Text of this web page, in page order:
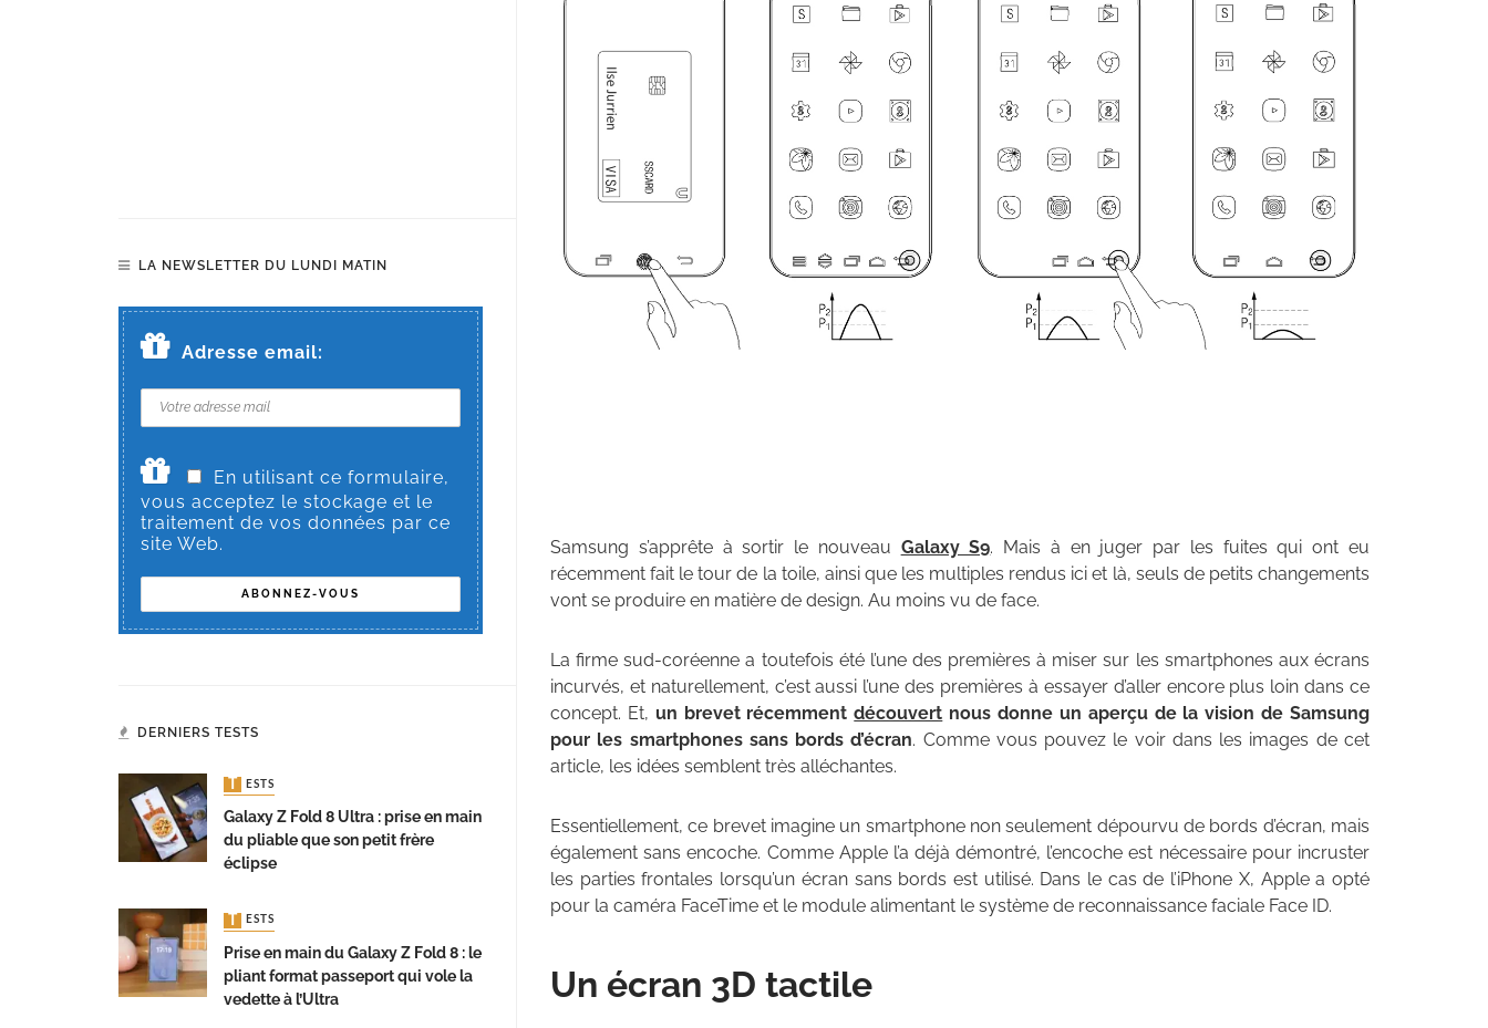
Samsung s’apprête à sortir le nouveau Galaxy S9. Mais à en juger par les fuites qui ont eu
récemment fait le tour de la toile, ainsi que les multiples rendus ici et là, seuls de petits changements
vont se produire en matière de design. Au moins vu de face.
La firme sud-coréenne a toutefois été l’une des premières à miser sur les smartphones aux écrans
incurvés, et naturellement, c’est aussi l’une des premières à essayer d’aller encore plus loin dans ce
concept. Et, un brevet récemmentdécouvert nous donne un aperçu de la vision de Samsung
pour les smartphones sans bords d’écran. Comme vous pouvez le voir dans les images de cet
article, les idées semblent très alléchantes.
Essentiellement, ce brevet imagine un smartphone non seulement dépourvu de bords d’écran, mais
également sans encoche. Comme Apple l’a déjà démontré, l’encoche est nécessaire pour incruster
les parties frontales lorsqu’un écran sans bords est utilisé. Dans le cas de l’iPhone X, Apple a opté
pour la caméra FaceTime et le module alimentant le système de reconnaissance faciale Face ID.
Un écran 3D tactile
LA NEWSLETTER DU LUNDI MATIN
Adresse email:
En utilisant ce formulaire,
vous acceptez le stockage et le
traitement de vos données par ce
site Web.
DERNIERS TESTS
TESTS
Galaxy Z Fold 8 Ultra : prise en main
du pliable que son petit frère
éclipse
TESTS
Prise en main du Galaxy Z Fold 8 : le
pliant format passeport qui vole la
vedette à l’Ultra